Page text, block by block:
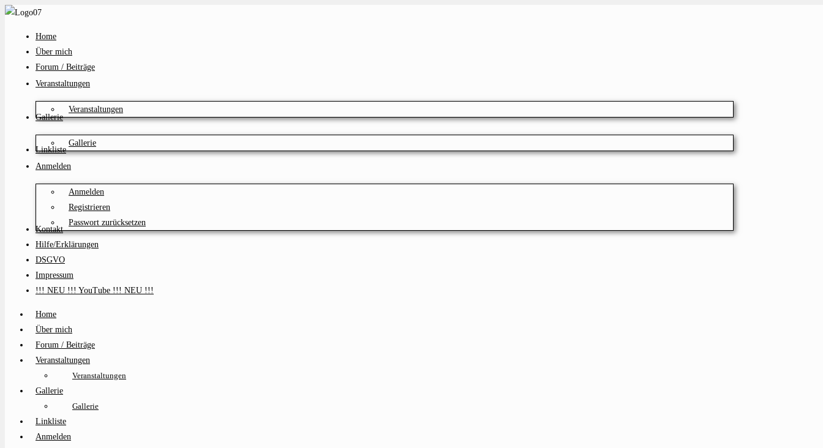
Zum
Home
Über mich
Forum / Beiträge
Veranstaltungen
Veranstaltungen
Gallerie
Gallerie
Linkliste
Anmelden
Anmelden
Registrieren
Passwort zurücksetzen
Kontakt
Hilfe/Erklärungen
DSGVO
Impressum
!!! NEU !!! YouTube !!! NEU !!!
Home
Über mich
Forum / Beiträge
Veranstaltungen
Veranstaltungen
Gallerie
Gallerie
Linkliste
Anmelden